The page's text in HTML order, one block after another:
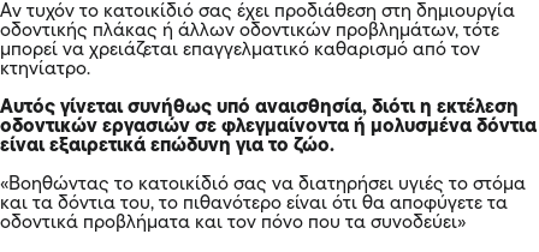
Αν τυχόν το κατοικίδιό σας έχει προδιάθεση στη δημιουργία
οδοντικής πλάκας ή άλλων οδοντικών προβλημάτων, τότε
μπορεί να χρειάζεται επαγγελματικό καθαρισμό από τον
κτηνίατρο.
Αυτός γίνεται συνήθως υπό αναισθησία, διότι η εκτέλεση
οδοντικών εργασιών σε φλεγμαίνοντα ή μολυσμένα δόντια
είναι εξαιρετικά επώδυνη για το ζώο.
«Βοηθώντας το κατοικίδιό σας να διατηρήσει υγιές το στόμα
και τα δόντια του, το πιθανότερο είναι ότι θα αποφύγετε τα
οδοντικά προβλήματα και τον πόνο που τα συνοδεύει»